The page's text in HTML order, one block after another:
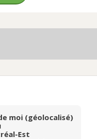
moi (géolocalisé)
Est